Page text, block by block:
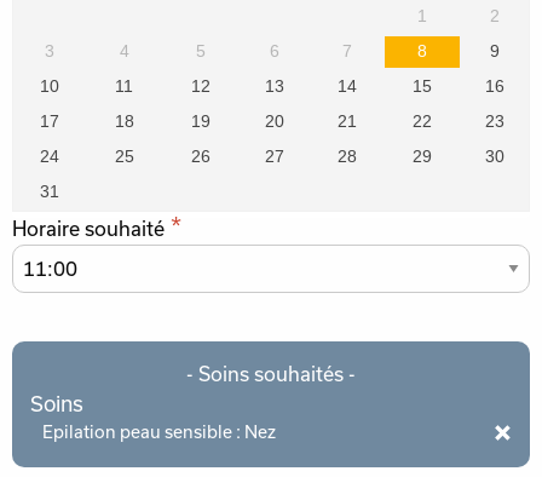
1
2
3
4 5 6 7 8
9
10
11 12 13 14 15
16
17
18 19 20 21 22
23
24
25 26 27 28 29
30
31
Horaire souhaité *
- Soins souhaités -
Soins
Epilation peau sensible : Nez